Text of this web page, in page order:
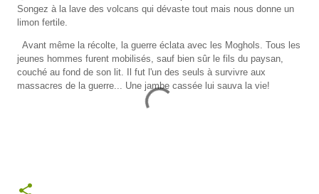
Songez à la lave des volcans qui dévaste tout mais nous donne un
limon fertile.
Avant même la récolte, la guerre éclata avec les Moghols. Tous les
jeunes hommes furent mobilisés, sauf bien sûr le fils du paysan,
couché au fond de son lit. Il fut l'un des seuls à survivre aux
massacres de la guerre... Une jambe cassée lui sauva la vie!